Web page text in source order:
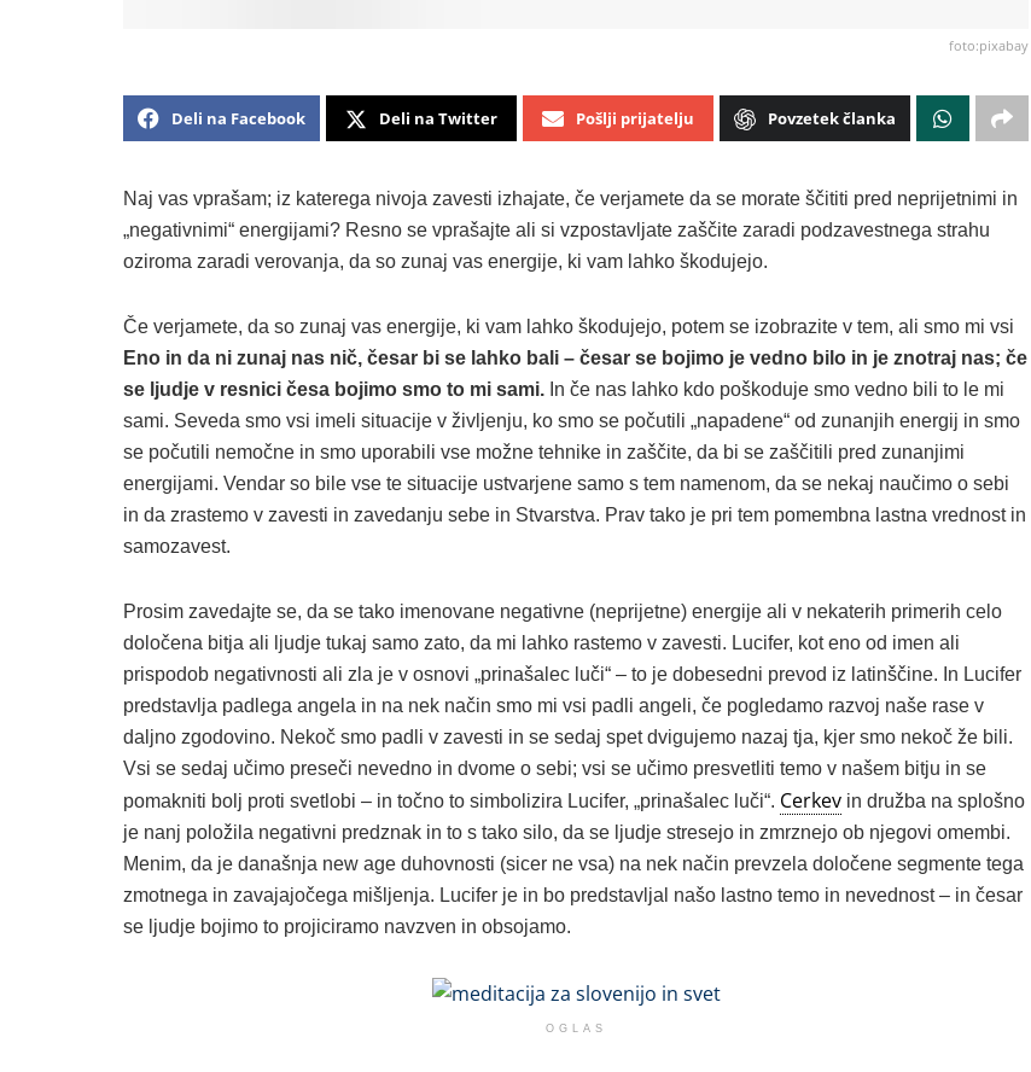
foto:pixabay
Deli na Facebook Deli na Twitter Pošlji prijatelju Povzetek članka
Naj vas vprašam; iz katerega nivoja zavesti izhajate, če verjamete da se morate ščititi pred neprijetnimi in
„negativnimi“ energijami? Resno se vprašajte ali si vzpostavljate zaščite zaradi podzavestnega strahu
oziroma zaradi verovanja, da so zunaj vas energije, ki vam lahko škodujejo.
Če verjamete, da so zunaj vas energije, ki vam lahko škodujejo, potem se izobrazite v tem, ali smo mi vsi
Eno in da ni zunaj nas nič, česar bi se lahko bali – česar se bojimo je vedno bilo in je znotraj nas; če
se ljudje v resnici česa bojimo smo to mi sami. In če nas lahko kdo poškoduje smo vedno bili to le mi
sami. Seveda smo vsi imeli situacije v življenju, ko smo se počutili „napadene“ od zunanjih energij in smo
se počutili nemočne in smo uporabili vse možne tehnike in zaščite, da bi se zaščitili pred zunanjimi
energijami. Vendar so bile vse te situacije ustvarjene samo s tem namenom, da se nekaj naučimo o sebi
in da zrastemo v zavesti in zavedanju sebe in Stvarstva. Prav tako je pri tem pomembna lastna vrednost in
samozavest.
Prosim zavedajte se, da se tako imenovane negativne (neprijetne) energije ali v nekaterih primerih celo
določena bitja ali ljudje tukaj samo zato, da mi lahko rastemo v zavesti. Lucifer, kot eno od imen ali
prispodob negativnosti ali zla je v osnovi „prinašalec luči“ – to je dobesedni prevod iz latinščine. In Lucifer
predstavlja padlega angela in na nek način smo mi vsi padli angeli, če pogledamo razvoj naše rase v
daljno zgodovino. Nekoč smo padli v zavesti in se sedaj spet dvigujemo nazaj tja, kjer smo nekoč že bili.
Vsi se sedaj učimo preseči nevedno in dvome o sebi; vsi se učimo presvetliti temo v našem bitju in se
pomakniti bolj proti svetlobi – in točno to simbolizira Lucifer, „prinašalec luči“. Cerkev in družba na splošno
je nanj položila negativni predznak in to s tako silo, da se ljudje stresejo in zmrznejo ob njegovi omembi.
Menim, da je današnja new age duhovnosti (sicer ne vsa) na nek način prevzela določene segmente tega
zmotnega in zavajajočega mišljenja. Lucifer je in bo predstavljal našo lastno temo in nevednost – in česar
se ljudje bojimo to projiciramo navzven in obsojamo.
OGLAS